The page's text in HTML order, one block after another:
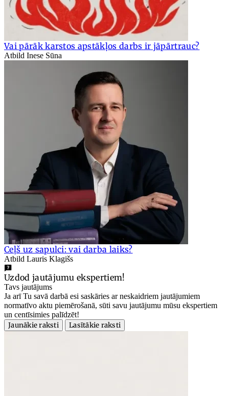
Vai pārāk karstos apstākļos darbs ir jāpārtrauc?
Atbild Inese Sūna
Ceļš uz sapulci: vai darba laiks?
Atbild Lauris Klagišs
Uzdod jautājumu ekspertiem!
Tavs jautājums
Ja arī Tu savā darbā esi saskāries ar neskaidriem jautājumiem
normatīvo aktu piemērošanā, sūti savu jautājumu mūsu ekspertiem
un centīsimies palīdzēt!
Jaunākie raksti
Lasītākie raksti